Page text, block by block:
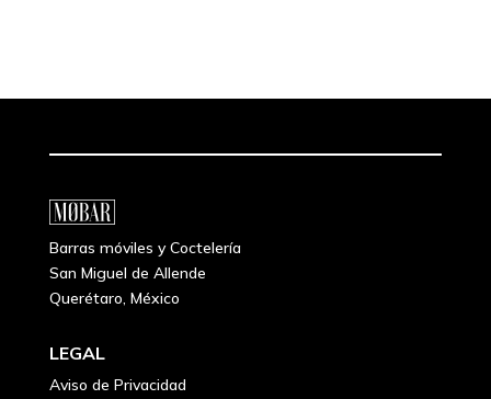
Barras móviles y Coctelería
San Miguel de Allende
Querétaro, México
LEGAL
Aviso de Privacidad